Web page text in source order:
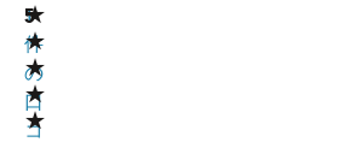
★
★
★
★
★
5
1
件
の
口
コ